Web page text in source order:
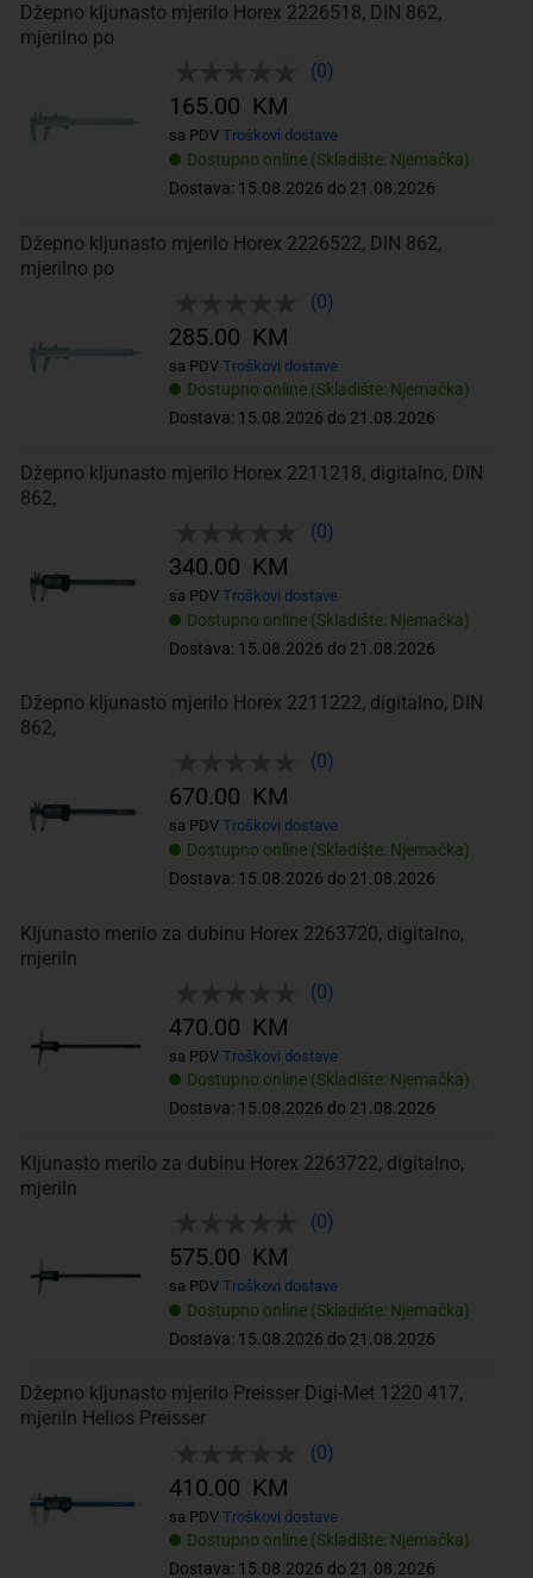
Džepno kljunasto mjerilo Horex 2226518, DIN 862,
mjerilno po
(0)
Dostupno online (Skladište: Njemačka)
Dostava: 15.08.2026 do 21.08.2026
165.00 KM
sa PDV Troškovi dostave
Džepno kljunasto mjerilo Horex 2226522, DIN 862,
mjerilno po
(0)
Dostupno online (Skladište: Njemačka)
Dostava: 15.08.2026 do 21.08.2026
285.00 KM
sa PDV Troškovi dostave
Džepno kljunasto mjerilo Horex 2211218, digitalno, DIN
862,
(0)
Dostupno online (Skladište: Njemačka)
Dostava: 15.08.2026 do 21.08.2026
340.00 KM
sa PDV Troškovi dostave
Džepno kljunasto mjerilo Horex 2211222, digitalno, DIN
862,
(0)
Dostupno online (Skladište: Njemačka)
Dostava: 15.08.2026 do 21.08.2026
670.00 KM
sa PDV Troškovi dostave
Kljunasto merilo za dubinu Horex 2263720, digitalno,
mjeriln
(0)
Dostupno online (Skladište: Njemačka)
Dostava: 15.08.2026 do 21.08.2026
470.00 KM
sa PDV Troškovi dostave
Kljunasto merilo za dubinu Horex 2263722, digitalno,
mjeriln
(0)
Dostupno online (Skladište: Njemačka)
Dostava: 15.08.2026 do 21.08.2026
575.00 KM
sa PDV Troškovi dostave
Džepno kljunasto mjerilo Preisser Digi-Met 1220 417,
mjeriln Helios Preisser
(0)
Dostupno online (Skladište: Njemačka)
Dostava: 15.08.2026 do 21.08.2026
410.00 KM
sa PDV Troškovi dostave